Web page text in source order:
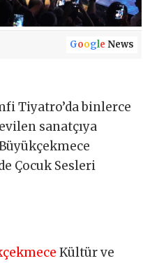
Google News
Tiyatro’da binlerce
sanatçıya
Çocuk Sesleri
Kültür ve